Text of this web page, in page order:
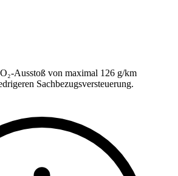
Ausstoß von maximal 126 g/km
Sachbezugsversteuerung.